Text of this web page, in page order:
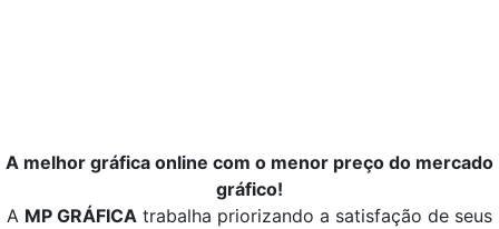
A melhor gráfica online com o menor preço do mercado
gráfico!
A MP GRÁFICA trabalha priorizando a satisfação de seus